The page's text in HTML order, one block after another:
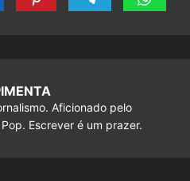
Aficionado pelo
Escrever é um prazer.